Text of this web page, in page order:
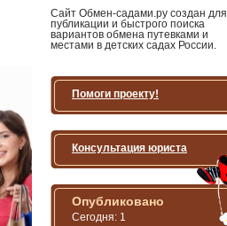
Сайт Обмен-садами.ру создан для
публикации и быстрого поиска
вариантов обмена путевками и
местами в детских садах России.
Помоги проекту!
Консультация юриста
Опубликовано
Сегодня: 1